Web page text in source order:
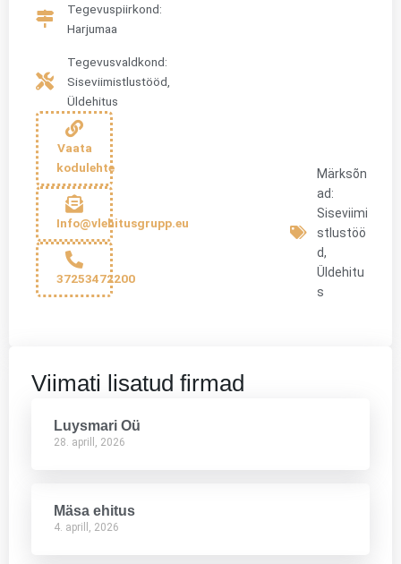
Tegevuspiirkond:
Harjumaa
Tegevusvaldkond:
Siseviimistlustööd
Üldehitus
Vaata
kodulehte
Info@vlehitusgrupp.eu
37253472200
Märksõn
ad:
Siseviimi
stlustöö
d,
Üldehitu
s
Viimati lisatud firmad
Luysmari Oü
28. aprill, 2026
Mäsa ehitus
4. aprill, 2026